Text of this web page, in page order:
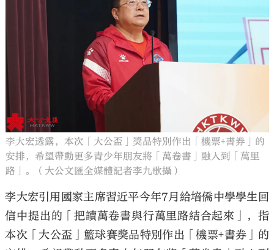
李大宏透露，本次「大公盃」獎品特別作出「機票+書券」的
安排，希望帶動更多青少年朋友將「萬卷書」融入到「萬里
路」。（大公文匯全媒體記者李九歌攝）
李大宏引用國家主席習近平今年7月給培僑中學學生回
信中提出的「把讀萬卷書與行萬里路結合起來」，指
本次「大公盃」籃球賽獎品特別作出「機票+書券」的